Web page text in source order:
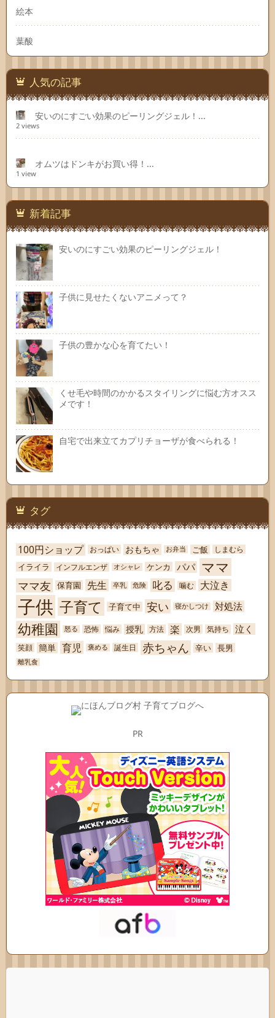
絵本
葉酸
人気の記事
安いのにすごい効果のピーリングジェル！...
2 views
オムツはドンキがお買い得！...
1 view
新着記事
安いのにすごい効果のピーリングジェル！
子供に見せたくないアニメって？
子供の豊かな心を育てたい！
くせ毛や時間のかかるスタイリングに悩む方オスス
メです！
自宅で出来立てカプリチョーザが食べられる！
タグ
100円ショップ おっぱい おもちゃ お弁当 ご飯 しまむら
イライラ インフルエンザ オシャレ ケンカ パパ ママ
ママ友 保育園 先生 卒乳 危険 叱る 噛む 大泣き
子供 子育て 子育て中 安い 寝かしつけ 対処法
幼稚園 怒る 恐怖 悩み 授乳 方法 楽 次男 気持ち 泣く
笑顔 簡単 育児 褒める 誕生日 赤ちゃん 辛い 長男
離乳食
PR